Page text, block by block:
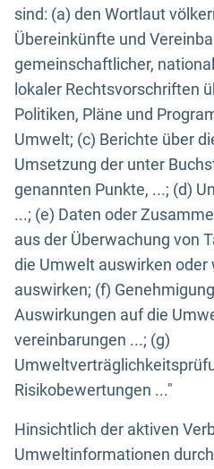
sind: (a) den Wortlaut
Übereinkünfte und
gemeinschaftlicher,
lokaler Rechtsvorschriften
Politiken, Pläne und
Umwelt; (c) Berichte über
Umsetzung der unter
genannten Punkte, ...; (d)
...; (e) Daten oder
aus der Überwachung von
die Umwelt auswirken oder
auswirken; (f)
Auswirkungen auf die
vereinbarungen ...; (g)
Risikobewertungen ..."
Hinsichtlich der aktiven
Umweltinformationen